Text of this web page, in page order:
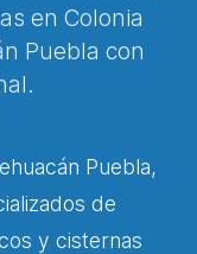
en Colonia
Puebla con
Puebla,
de
y cisternas